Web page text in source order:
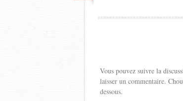
Vous pouvez suivre la
laisser un commentaire.
dessous.